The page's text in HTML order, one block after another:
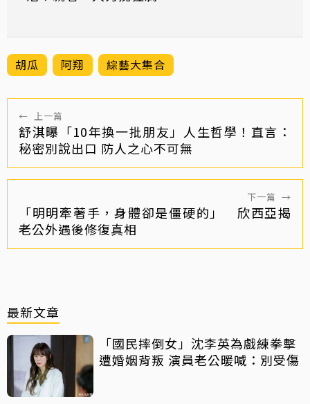
胡瓜 阿翔 綜藝大集合
← 上一篇
舒淇曝「10年換一批朋友」人生哲學！直言：
秘密別說出口 防人之心不可無
下一篇 →
「明明牽著手，身體卻是僵硬的」 欣西亞揭
老公外遇後修復真相
最新文章
「國民摔倒女」沈李英為戲練拳擊
遭婚姻背叛 演員老公暖喊：別受傷